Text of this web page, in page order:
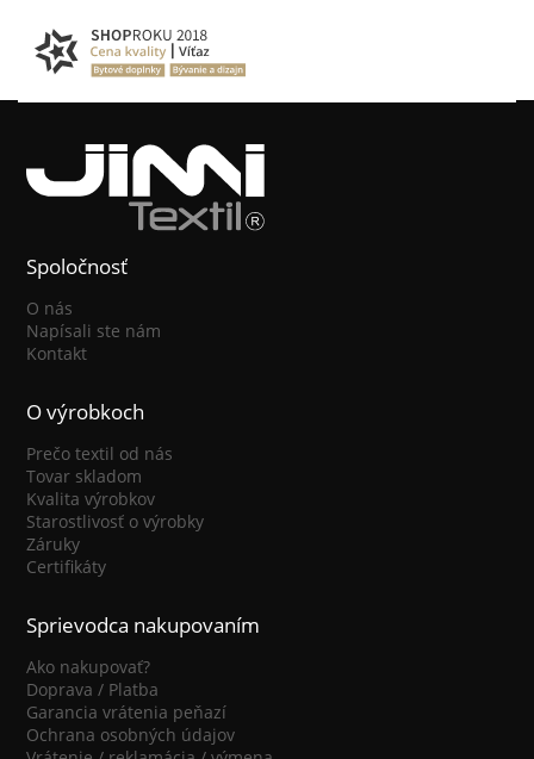
Spoločnosť
O nás
Napísali ste nám
Kontakt
O výrobkoch
Prečo textil od nás
Tovar skladom
Kvalita výrobkov
Starostlivosť o výrobky
Záruky
Certifikáty
Sprievodca nakupovaním
Ako nakupovať?
Doprava / Platba
Garancia vrátenia peňazí
Ochrana osobných údajov